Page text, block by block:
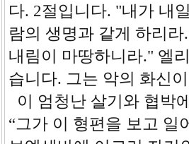
다. 2절입니다. "내가 내
람의 생명과 같게 하리
내림이 마땅하니라." 엘
습니다. 그는 악의 화신
이 엄청난 살기와 협박
“그가 이 형편을 보고 일